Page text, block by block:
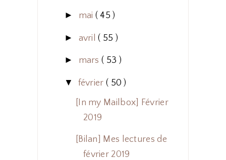
► mai ( 45 )
► avril( 55 )
► mars ( 53 )
▼ février ( 50 )
[In my Mailbox] Février
2019
[Bilan] Mes lectures de
février 2019